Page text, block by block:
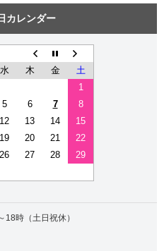
カレンダー
水 木 金
土
1
5 6 7
8
12 13 14
15
19 20 21
22
26 27 28
29
18時（土日祝休）